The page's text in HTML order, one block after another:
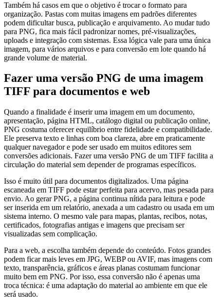
Também há casos em que o objetivo é trocar o formato para
organização. Pastas com muitas imagens em padrões diferentes
podem dificultar busca, publicação e arquivamento. Ao mudar tudo
para PNG, fica mais fácil padronizar nomes, pré-visualizações,
uploads e integração com sistemas. Essa lógica vale para uma única
imagem, para vários arquivos e para conversão em lote quando há
grande volume de material.
Fazer uma versão PNG de uma imagem
TIFF para documentos e web
Quando a finalidade é inserir uma imagem em um documento,
apresentação, página HTML, catálogo digital ou publicação online,
PNG costuma oferecer equilíbrio entre fidelidade e compatibilidade.
Ele preserva texto e linhas com boa clareza, abre em praticamente
qualquer navegador e pode ser usado em muitos editores sem
conversões adicionais. Fazer uma versão PNG de um TIFF facilita a
circulação do material sem depender de programas específicos.
Isso é muito útil para documentos digitalizados. Uma página
escaneada em TIFF pode estar perfeita para acervo, mas pesada para
envio. Ao gerar PNG, a página continua nítida para leitura e pode
ser inserida em um relatório, anexada a um cadastro ou usada em um
sistema interno. O mesmo vale para mapas, plantas, recibos, notas,
certificados, fotografias antigas e imagens que precisam ser
visualizadas sem complicação.
Para a web, a escolha também depende do conteúdo. Fotos grandes
podem ficar mais leves em JPG, WEBP ou AVIF, mas imagens com
texto, transparência, gráficos e áreas planas costumam funcionar
muito bem em PNG. Por isso, essa conversão não é apenas uma
troca técnica: é uma adaptação do material ao ambiente em que ele
será usado.